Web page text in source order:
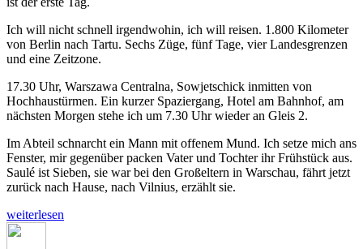
Ich will nicht schnell irgendwohin, ich will reisen. 1.800 Kilometer
von Berlin nach Tartu. Sechs Züge, fünf Tage, vier Landesgrenzen
und eine Zeitzone.
17.30 Uhr, Warszawa Centralna, Sowjetschick inmitten von
Hochhaustürmen. Ein kurzer Spaziergang, Hotel am Bahnhof, am
nächsten Morgen stehe ich um 7.30 Uhr wieder an Gleis 2.
Im Abteil schnarcht ein Mann mit offenem Mund. Ich setze mich ans
Fenster, mir gegenüber packen Vater und Tochter ihr Frühstück aus.
Saulé ist Sieben, sie war bei den Großeltern in Warschau, fährt jetzt
zurück nach Hause, nach Vilnius, erzählt sie.
„Fünf
Tage,
weiterlesen